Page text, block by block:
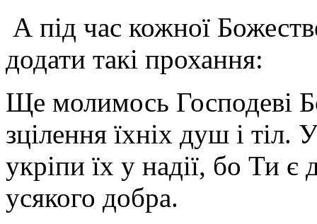
А під час кожної
додати такі прохання:
Ще молимось Господеві
зцілення їхніх душ і
укріпи їх у надії, бо Ти є
усякого добра.